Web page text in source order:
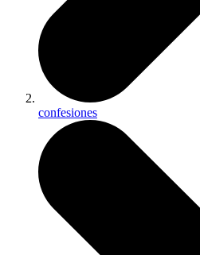
confesiones